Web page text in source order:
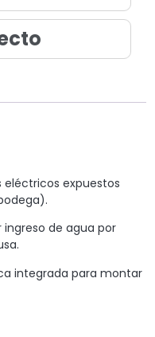
expuestos
de agua por
integrada para montar